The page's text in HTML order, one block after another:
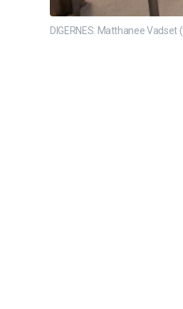
DIGERNES: Matthanee